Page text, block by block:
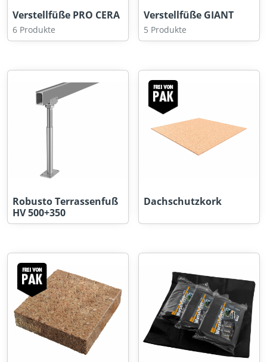
Verstellfüße PRO CERA
6 Produkte
Verstellfüße GIANT
5 Produkte
Robusto Terrassenfuß
HV 500+350
Dachschutzkork